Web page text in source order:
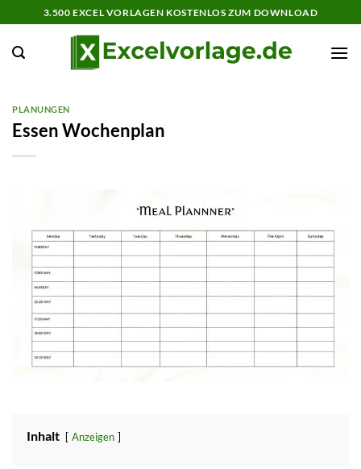
Inhalt
springen
3.500 EXCEL VORLAGEN KOSTENLOS ZUM DOWNLOAD
PLANUNGEN
Essen Wochenplan
Inhalt Anzeigen